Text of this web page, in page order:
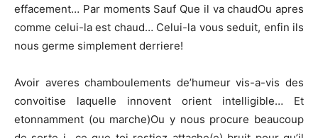
effacement… Par moments Sauf Que il va chaudOu apres
comme celui-la est chaud… Celui-la vous seduit, enfin ils
nous germe simplement derriere!
Avoir averes chamboulements de’humeur vis-a-vis des
convoitise laquelle innovent orient intelligible… Et
etonnamment (ou marche)Ou y nous procure beaucoup